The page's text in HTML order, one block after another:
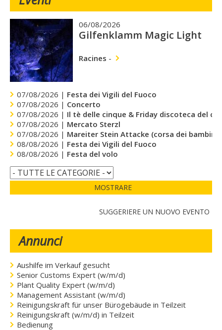
06/08/2026
Gilfenklamm Magic Light
Racines -
07/08/2026 | Festa dei Vigili del Fuoco
07/08/2026 | Concerto
07/08/2026 | Il tè delle cinque & Friday discoteca del
07/08/2026 | Mercato Sterzl
07/08/2026 | Mareiter Stein Attacke (corsa dei bambini)
08/08/2026 | Festa dei Vigili del Fuoco
08/08/2026 | Festa del volo
MOSTRARE
SUGGERIERE UN NUOVO EVENTO
Annunci
Aushilfe im Verkauf gesucht
Senior Customs Expert (w/m/d)
Plant Quality Expert (w/m/d)
Management Assistant (w/m/d)
Reinigungskraft für unser Bürogebäude in Teilzeit
Reinigungskraft (w/m/d) in Teilzeit
Bedienung